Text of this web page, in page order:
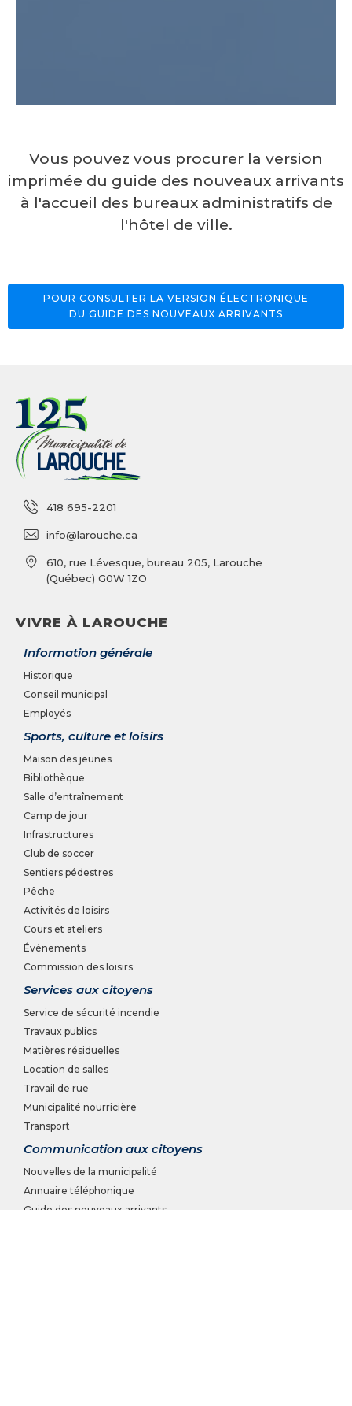
Vous pouvez vous procurer la version
imprimée du guide des nouveaux arrivants
à l'accueil des bureaux administratifs de
l'hôtel de ville.
POUR CONSULTER LA VERSION ÉLECTRONIQUE
DU GUIDE DES NOUVEAUX ARRIVANTS
418 695-2201
info@larouche.ca
610, rue Lévesque, bureau 205, Larouche
(Québec) G0W 1ZO
VIVRE À LAROUCHE
Information générale
Historique
Conseil municipal
Employés
Sports, culture et loisirs
Maison des jeunes
Bibliothèque
Salle d’entraînement
Camp de jour
Infrastructures
Club de soccer
Sentiers pédestres
Pêche
Activités de loisirs
Cours et ateliers
Événements
Commission des loisirs
Services aux citoyens
Service de sécurité incendie
Travaux publics
Matières résiduelles
Location de salles
Travail de rue
Municipalité nourricière
Transport
Communication aux citoyens
Nouvelles de la municipalité
Annuaire téléphonique
Guide des nouveaux arrivants